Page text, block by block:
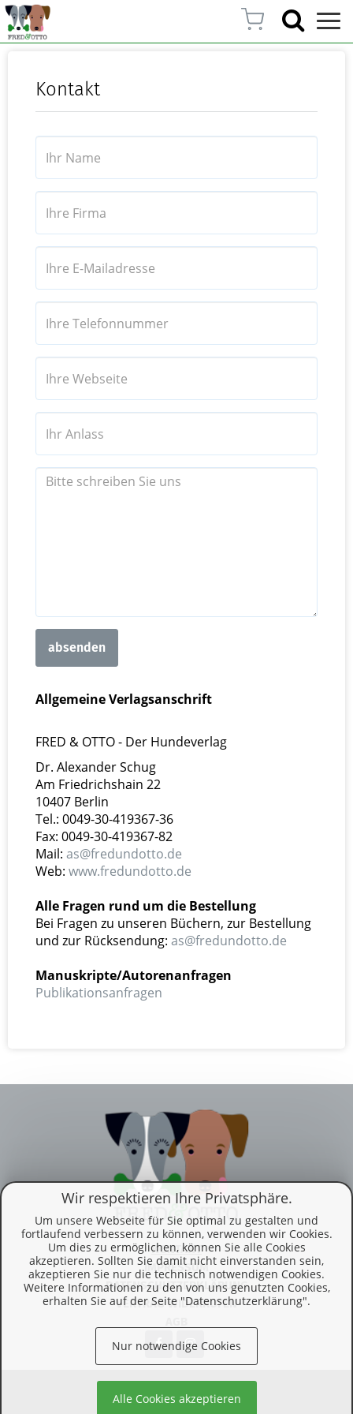
Wir respektieren Ihre Privatsphäre.
Um unsere Webseite für Sie optimal zu gestalten und
fortlaufend verbessern zu können, verwenden wir Cookies.
Um dies zu ermöglichen, können Sie alle Cookies
akzeptieren. Sollten Sie damit nicht einverstanden sein,
akzeptieren Sie nur die technisch notwendigen Cookies.
Weitere Informationen zu den von uns genutzten Cookies,
erhalten Sie auf der Seite "Datenschutzerklärung".
Nur notwendige Cookies
Alle Cookies akzeptieren
Kontakt
absenden
Allgemeine Verlagsanschrift
FRED & OTTO - Der Hundeverlag
Dr. Alexander Schug
Am Friedrichshain 22
10407 Berlin
Tel.: 0049-30-419367-36
Fax: 0049-30-419367-82
Mail: as@fredundotto.de
Web: www.fredundotto.de
Alle Fragen rund um die Bestellung
Bei Fragen zu unseren Büchern, zur Bestellung
und zur Rücksendung: as@fredundotto.de
Manuskripte/Autorenanfragen
Publikationsanfragen
KONTAKT
IMPRESSUM
DATENSCHUTZERKLÄRUNG
VERTRAG WIDERRUFEN